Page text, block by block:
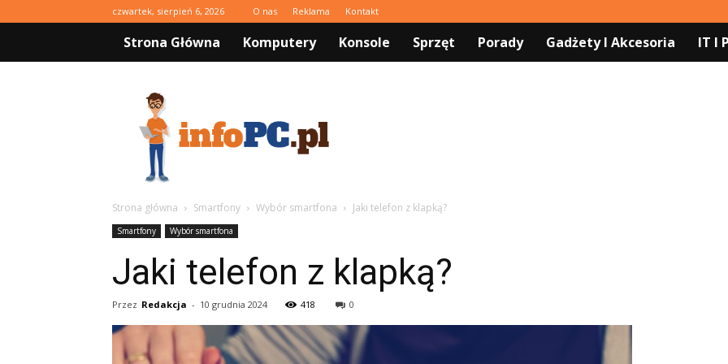
czwartek, sierpień 6, 2026 O nas Reklama Kontakt
Strona Główna Komputery Konsole Sprzęt Porady Gadżety I Akcesoria IT I
infoPC.pl
Strona główna Smartfony Wybór smartfona Jaki telefon z klapką?
Smartfony Wybór smartfona
Jaki telefon z klapką?
Przez Redakcja - 10 grudnia 2024 418 0